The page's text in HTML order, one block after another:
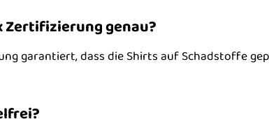
Zertifizierung genau?
garantiert, dass die Shirts auf Schadstoffe